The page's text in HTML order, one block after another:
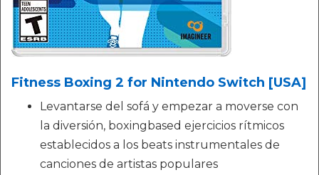
Fitness Boxing 2 for Nintendo Switch [USA]
Levantarse del sofá y empezar a moverse con
la diversión, boxingbased ejercicios rítmicos
establecidos a los beats instrumentales de
canciones de artistas populares